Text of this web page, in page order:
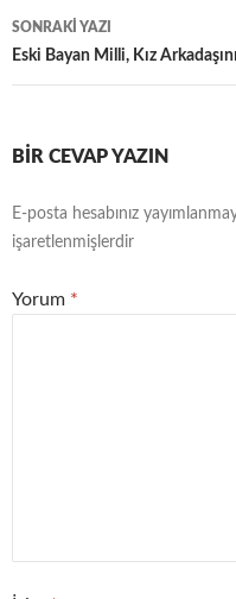
SONRAKI YAZI
Eski Bayan Milli, Kız
BIR CEVAP YAZIN
E-posta hesabınız
işaretlenmişlerdir
Yorum *